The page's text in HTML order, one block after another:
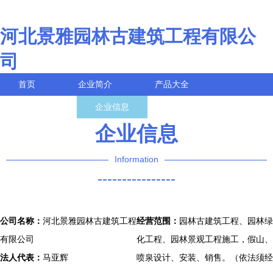
河北景雅园林古建筑工程有限公
司
首页 企业简介 产品大全
企业信息
企业信息
Information
----------------
公司名称： 河北景雅园林古建筑工程
有限公司
法人代表： 马亚辉
经营范围： 园林古建筑工程、园林绿
化工程、园林景观工程施工，假山、
喷泉设计、安装、销售。（依法须经